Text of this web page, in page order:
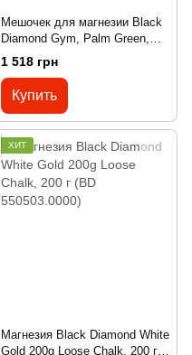
Мешочек для магнезии Black
Diamond Gym, Palm Green,
S/M (BD 6301393056S_M1)
1 518 грн
Купить
ХИТ
Магнезия Black Diamond White
Gold 200g Loose Chalk, 200 г